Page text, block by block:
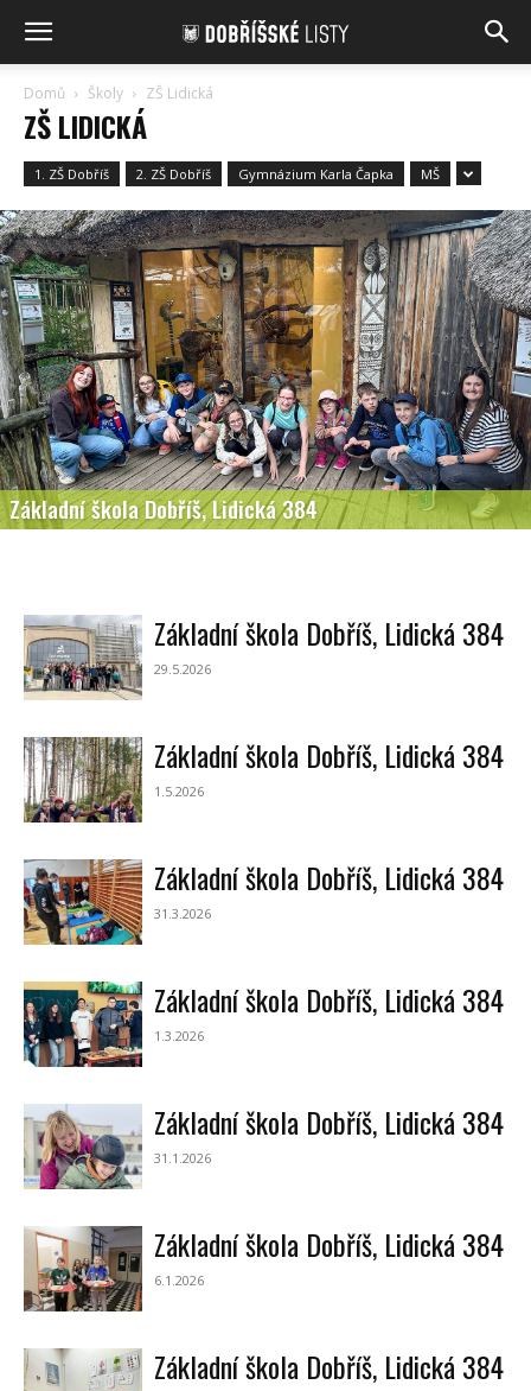
Domů Školy ZŠ Lidická
ZŠ LIDICKÁ
1. ZŠ Dobříš 2. ZŠ Dobříš Gymnázium Karla Čapka MŠ
Základní škola Dobříš, Lidická 384
Základní škola Dobříš, Lidická 384
29.5.2026
Základní škola Dobříš, Lidická 384
1.5.2026
Základní škola Dobříš, Lidická 384
31.3.2026
Základní škola Dobříš, Lidická 384
1.3.2026
Základní škola Dobříš, Lidická 384
31.1.2026
Základní škola Dobříš, Lidická 384
6.1.2026
Základní škola Dobříš, Lidická 384